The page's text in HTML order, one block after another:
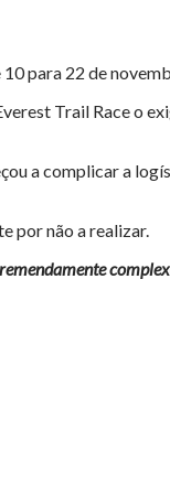
para 22 de
Trail Race o
a complicar a
por não a realizar.